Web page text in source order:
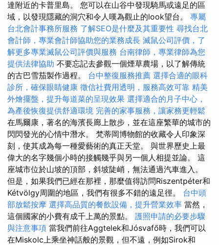
達附近的卡普里島。 您可以在山谷中發現騎馬或遠足的區
域，以發現隱藏的洞穴和令人嘆為觀止的look望台。 專屬
台北會計事務所服務 了解SEO是什麼及其重要性 尋找台北
會計師，專業會計師協助您的業務成長 滅鼠公司評價，了
解更多專業滅鼠公司評價與服務 台南律師，專業律師為您
提供法律協助 不要忘記去參觀一個煙草農場，以了解傳統
的古巴雪茄製作過程。 台中整復服務推薦 選擇合適的眼科
診所，確保眼睛健康 徵信社費用透明，服務高效可靠 精美
外燴擺盤，提升每道菜的呈現效果 選擇適合的月子中心，
為產後恢復提供舒適環境 完善的家事服務，讓家務更輕鬆
在馬爾康，著名的海濱長廊上散步，並在這座繁華的城市的
閃閃發光的心情中潛水。 梵蒂岡博物館的收藏令人印象深
刻，使其成為每一種愛藝術的真正天堂。 與世界歷史上最
偉大的名字幾個小時的接觸幾乎與另一個人相提並論。 這
座城市位於山坡的頂部，斜坡陡峭，無法通過汽車進入。
但是，如果我們已經在那裡，那麼值得訪問Riszentpéter和
Kétvölgy周圍的地區，我們有很多不錯的遠足徑。 台中頭
部放鬆按摩 選擇高品質的餐飲設備，提升營業效率 當然，
這個國家的小費有成千上萬的景點。 護照申請的必要步驟
與注意事項 當我們前往Aggtelek和Jósvafő時，我們可以
在Miskolc上乘坐神話般的景觀，但不遠，例如Sirok和